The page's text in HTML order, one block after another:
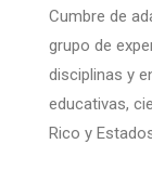
Cumbre de
grupo de
disciplinas y
educativas,
Rico y